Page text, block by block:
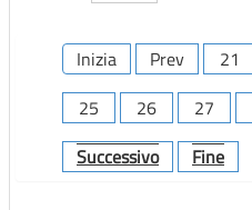
Inizia Prev 21
25
26 27
Successivo
Fine